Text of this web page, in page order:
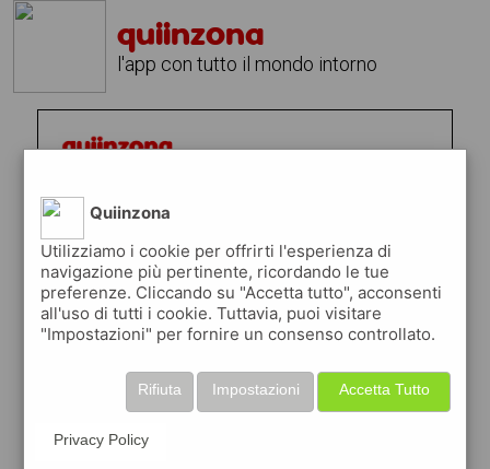
quiinzona
l'app con tutto il mondo intorno
Quiinzona
Utilizziamo i cookie per offrirti l'esperienza di
navigazione più pertinente, ricordando le tue
preferenze. Cliccando su "Accetta tutto", acconsenti
all'uso di tutti i cookie. Tuttavia, puoi visitare
"Impostazioni" per fornire un consenso controllato.
Accetta Tutto
Impostazioni
Rifiuta
Privacy Policy